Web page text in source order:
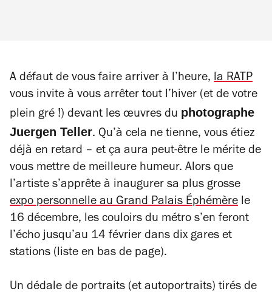
A défaut de vous faire arriver à l’heure, la RATP
vous invite à vous arrêter tout l’hiver (et de votre
plein gré !) devant les œuvres du photographe
Juergen Teller. Qu’à cela ne tienne, vous étiez
déjà en retard – et ça aura peut-être le mérite de
vous mettre de meilleure humeur. Alors que
l’artiste s’apprête à inaugurer sa plus grosse
expo personnelle au Grand Palais Éphémère le
16 décembre, les couloirs du métro s’en feront
l’écho jusqu’au 14 février dans dix gares et
stations (liste en bas de page).
Un dédale de portraits (et autoportraits) tirés de